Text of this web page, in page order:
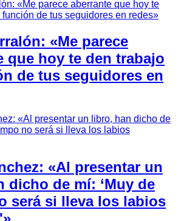
«Me parece
que hoy te den trabajo
de tus seguidores en
«Al presentar un
dicho de mí: ‘Muy de
será si lleva los labios